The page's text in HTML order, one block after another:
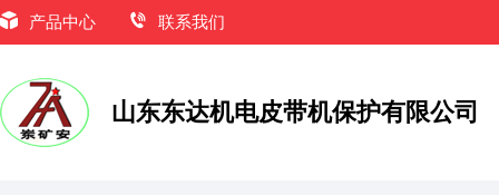
产品中心 联系我们
山东东达机电皮带机保护有限公司
KHP128-K-Z型皮带机保护主机